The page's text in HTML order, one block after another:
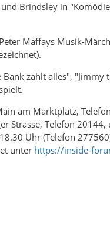
Brindsley in
Maffays Musik-
zahlt alles", "Jimmy
am Marktplatz,
Strasse, Telefon
Uhr (Telefon
unter https://inside-